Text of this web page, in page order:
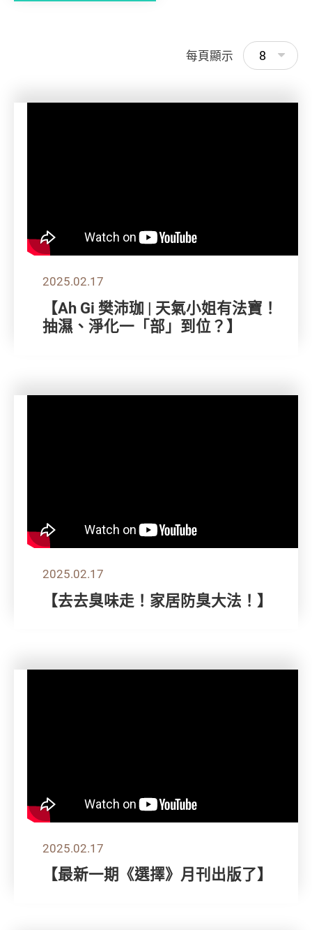
每頁顯示 8
2025.02.17
【Ah Gi 樊沛珈 | 天氣小姐有法寶！
抽濕、淨化一「部」到位？】
2025.02.17
【去去臭味走！家居防臭大法！】
2025.02.17
【最新一期《選擇》月刊出版了】